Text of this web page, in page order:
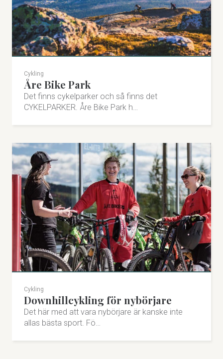
Cykelskola och guidning i Åre Bike Park med
anpassade svårighetsgrader för kids, ungdom och
vuxen, både downhill och XC-cykling.
0647-130 00
skistar.com/sv/Are
Besök på Facebook
Besök på Instagram
Cykling
Åre Bike Park
Det finns cykelparker och så finns det
CYKELPARKER. Åre Bike Park h…
Cykling
Downhillcykling för nybörjare
Det här med att vara nybörjare är kanske inte
allas bästa sport. Fö…